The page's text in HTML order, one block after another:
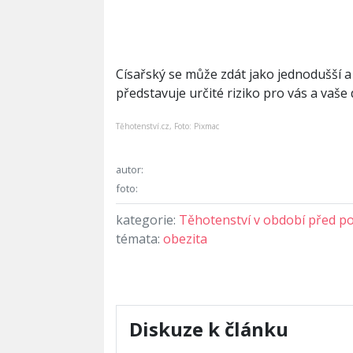
Císařský se může zdát jako jednodušší
představuje určité riziko pro vás a vaše
Těhotenství.cz, Foto: Pixmac
autor:
foto:
kategorie: Těhotenství v období před
témata: obezita
Diskuze k článku